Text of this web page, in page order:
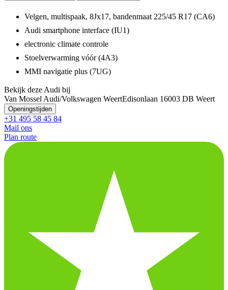
Velgen, multispaak, 8Jx17, bandenmaat 225/45 R17 (CA6)
Audi smartphone interface (IU1)
electronic climate controle
Stoelverwarming vóór (4A3)
MMI navigatie plus (7UG)
Bekijk deze Audi bij
Van Mossel Audi/Volkswagen WeertEdisonlaan 16003 DB Weert
Openingstijden
+31 495 58 45 84
Mail ons
Plan route